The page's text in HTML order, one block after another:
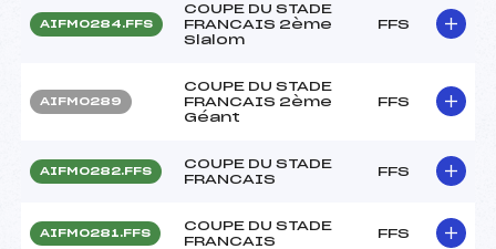
AIFM0284.FFS
COUPE DU STADE
FRANCAIS 2ème
Slalom
FFS
AIFM0289
COUPE DU STADE
FRANCAIS 2ème
Géant
FFS
AIFM0282.FFS
COUPE DU STADE
FRANCAIS
FFS
AIFM0281.FFS
COUPE DU STADE
FRANCAIS
FFS